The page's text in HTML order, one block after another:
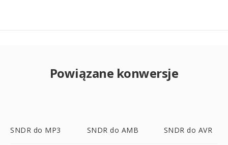
Powiązane konwersje
SNDR do MP3 SNDR do AMB SNDR do AVR